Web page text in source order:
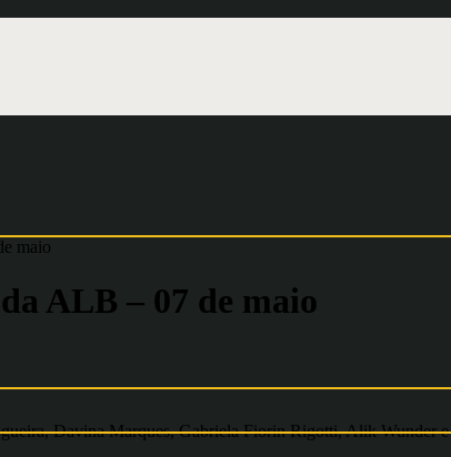
maio
ALB – 07 de maio
Davina Marques, Gabriela Fiorin Rigotti, Alik Wunder